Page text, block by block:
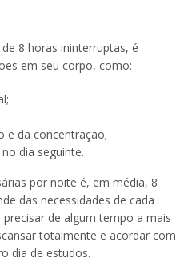
8 horas ininterruptas, é
em seu corpo, como:
e da concentração;
dia seguinte.
por noite é, em média, 8
das necessidades de cada
de algum tempo a mais
totalmente e acordar com
dia de estudos.